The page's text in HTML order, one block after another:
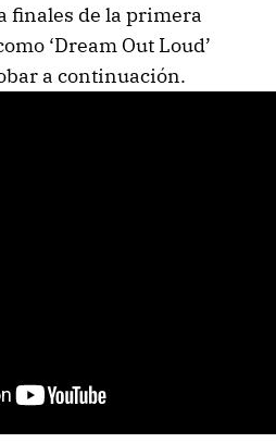
finales de la primera
‘Dream Out Loud’
a continuación.